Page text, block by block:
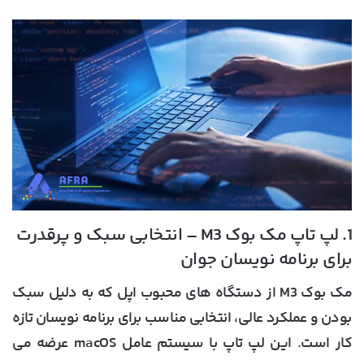
1. لپ تاپ مک بوک M3 – انتخابی سبک و پرقدرت
برای برنامه نویسان جوان
مک بوک M3 از دستگاه های محبوب اپل که به دلیل سبک
بودن و عملکرد عالی، انتخابی مناسب برای برنامه نویسان تازه
کار است. این لپ تاپ با سیستم عامل macOS عرضه می